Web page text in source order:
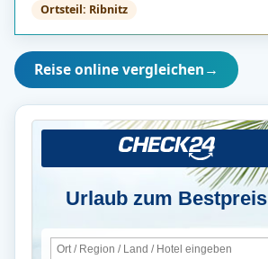
Ortsteil: Ribnitz
Reise online vergleichen→
Urlaub zum Bestpreis